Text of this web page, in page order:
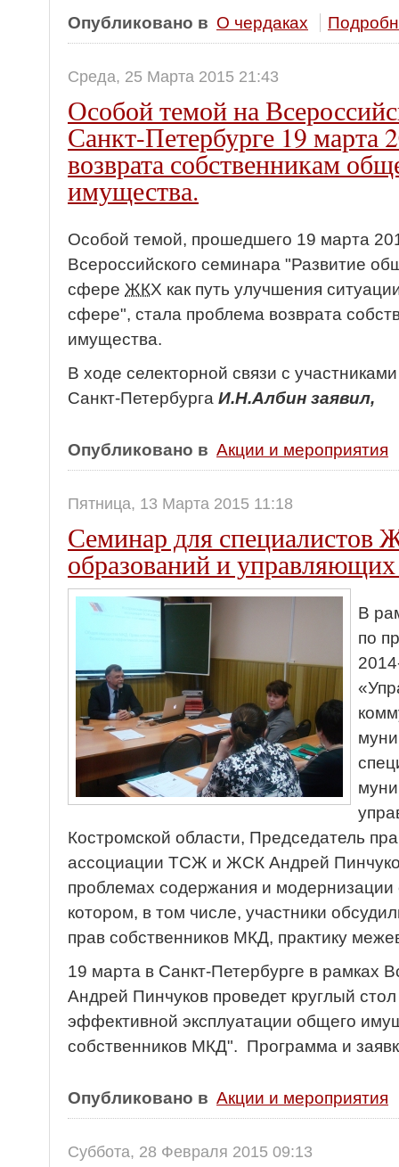
Опубликовано в О чердаках
Среда, 25 Марта 2015 21:43
Особой темой на
Санкт-Петербурге 19 марта
возврата собственникам
имущества.
Особой темой, прошедшего 19 марта
Всероссийского семинара "Развитие
сфере ЖКХ как путь улучшения
сфере", стала проблема возврата
имущества.
В ходе селекторной связи с
Санкт-Петербурга И.Н.Албин заявил,
Опубликовано в Акции и мероприятия
Пятница, 13 Марта 2015 11:18
Семинар для
образований и
В
по
Костромской области, Председатель
ассоциации ТСЖ и ЖСК Андрей
проблемах содержания и
котором, в том числе, участники
прав собственников МКД, практику
19 марта в Санкт-Петербурге в рамках
Андрей Пинчуков проведет круглый
эффективной эксплуатации общего
собственников МКД". Программа и
Опубликовано в Акции и мероприятия
Суббота, 28 Февраля 2015 09:13